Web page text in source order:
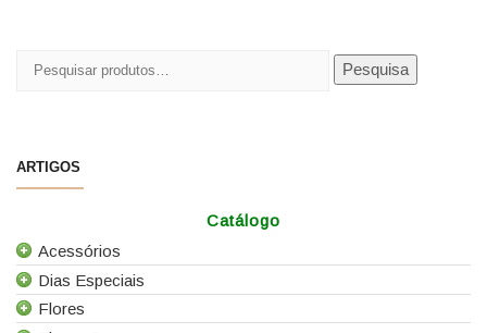
Pesquisar
Pesquisa
ARTIGOS
Catálogo
Acessórios
Todos os Acessórios
Alfinetes
Dias Especiais
25 de Abril
Flores